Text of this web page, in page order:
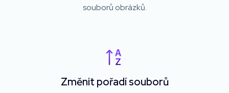
souborů obrázků.
Změnit pořadí souborů